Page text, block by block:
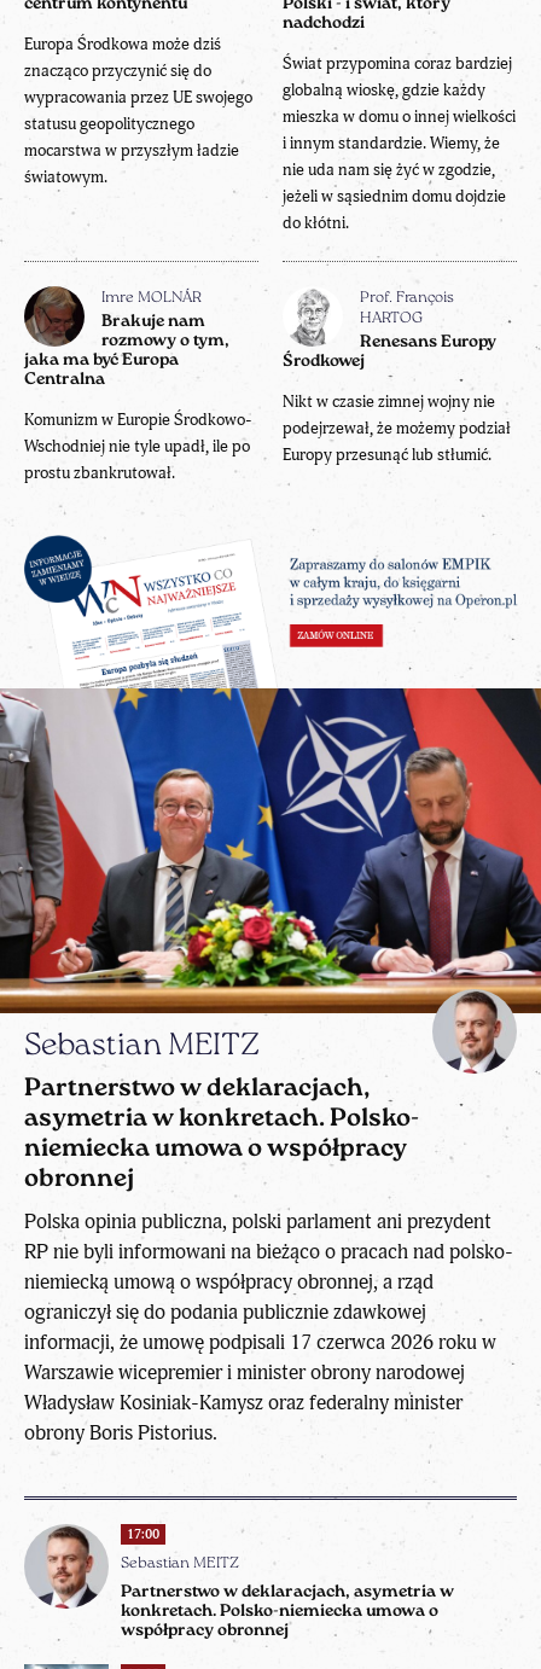
centrum kontynentu
Europa Środkowa może dziś
znacząco przyczynić się do
wypracowania przez UE swojego
statusu geopolitycznego
mocarstwa w przyszłym ładzie
światowym.
Polski - i świat, który
nadchodzi
Świat przypomina coraz bardziej
globalną wioskę, gdzie każdy
mieszka w domu o innej wielkości
i innym standardzie. Wiemy, że
nie uda nam się żyć w zgodzie,
jeżeli w sąsiednim domu dojdzie
do kłótni.
Imre MOLNÁR
Brakuje nam
rozmowy o tym,
jaka ma być Europa
Centralna
Komunizm w Europie Środkowo-
Wschodniej nie tyle upadł, ile po
prostu zbankrutował.
Prof. François
HARTOG
Renesans Europy
Środkowej
Nikt w czasie zimnej wojny nie
podejrzewał, że możemy podział
Europy przesunąć lub stłumić.
17:00
Sebastian MEITZ
Partnerstwo w deklaracjach, asymetria w
konkretach. Polsko-niemiecka umowa o
współpracy obronnej
Sebastian MEITZ
Partnerstwo w deklaracjach,
asymetria w konkretach. Polsko-
niemiecka umowa o współpracy
obronnej
Polska opinia publiczna, polski parlament ani prezydent
RP nie byli informowani na bieżąco o pracach nad polsko-
niemiecką umową o współpracy obronnej, a rząd
ograniczył się do podania publicznie zdawkowej
informacji, że umowę podpisali 17 czerwca 2026 roku w
Warszawie wicepremier i minister obrony narodowej
Władysław Kosiniak-Kamysz oraz federalny minister
obrony Boris Pistorius.